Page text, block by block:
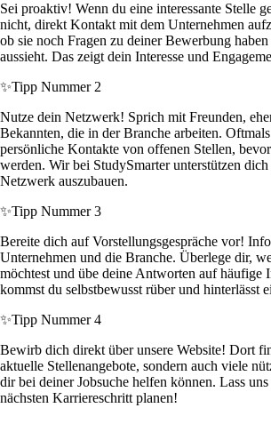
Sei proaktiv! Wenn du eine interessante Stelle
nicht, direkt Kontakt mit dem Unternehmen
ob sie noch Fragen zu deiner Bewerbung
aussieht. Das zeigt dein Interesse und
✨Tipp Nummer 2
Nutze dein Netzwerk! Sprich mit Freunden,
Bekannten, die in der Branche arbeiten.
persönliche Kontakte von offenen Stellen,
werden. Wir bei StudySmarter unterstützen
Netzwerk auszubauen.
✨Tipp Nummer 3
Bereite dich auf Vorstellungsgespräche vor!
Unternehmen und die Branche. Überlege dir,
möchtest und übe deine Antworten auf häufige
kommst du selbstbewusst rüber und hinterlässt
✨Tipp Nummer 4
Bewirb dich direkt über unsere Website! Dort
aktuelle Stellenangebote, sondern auch viele
dir bei deiner Jobsuche helfen können. Lass
nächsten Karriereschritt planen!